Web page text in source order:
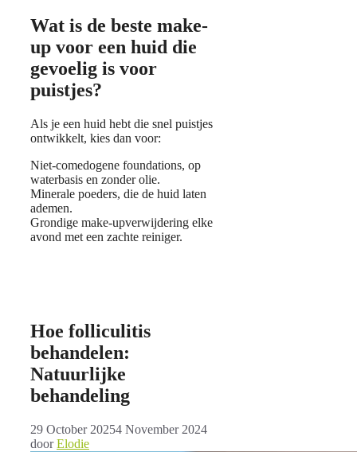
Wat is de beste make-
up voor een huid die
gevoelig is voor
puistjes?
Als je een huid hebt die snel puistjes
ontwikkelt, kies dan voor:
Niet-comedogene foundations, op
waterbasis en zonder olie.
Minerale poeders, die de huid laten
ademen.
Grondige make-upverwijdering elke
avond met een zachte reiniger.
Hoe folliculitis
behandelen:
Natuurlijke
behandeling
29 October 20254 November 2024
doorElodie